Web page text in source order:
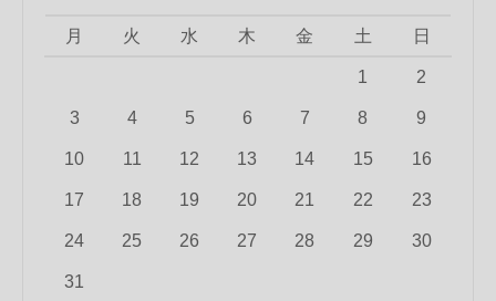
月 火 水 木 金 土 日
1 2
3 4 5 6 7 8 9
10 11 12 13 14 15 16
17 18 19 20 21 22 23
24 25 26 27 28 29 30
31